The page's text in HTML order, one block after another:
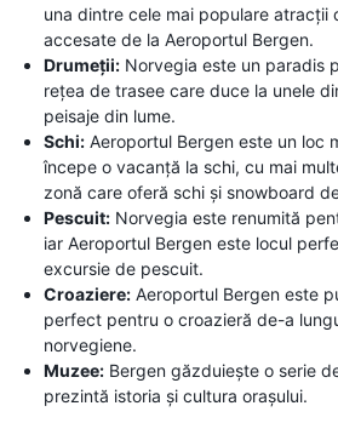
una dintre cele mai populare atracții
accesate de la Aeroportul Bergen.
Drumeții: Norvegia este un paradis
rețea de trasee care duce la unele
peisaje din lume.
Schi: Aeroportul Bergen este un loc
începe o vacanță la schi, cu mai
zonă care oferă schi și snowboard
Pescuit: Norvegia este renumită
iar Aeroportul Bergen este locul
excursie de pescuit.
Croaziere: Aeroportul Bergen este
perfect pentru o croazieră de-a
norvegiene.
Muzee: Bergen găzduiește o serie
prezintă istoria și cultura orașului.